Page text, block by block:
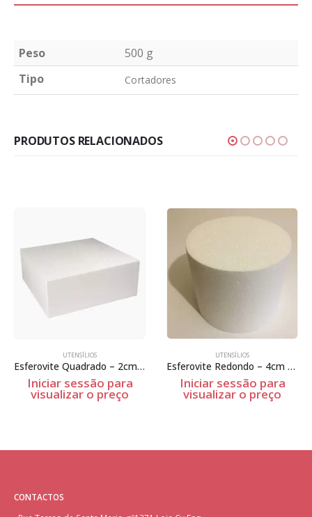
Peso
500 g
Tipo
Cortadores
PRODUTOS RELACIONADOS
UTENSÍLIOS
Esferovite Quadrado – 2cm Espessura
Iniciar sessão para
visualizar o preço
UTENSÍLIOS
Esferovite Redondo – 4cm Espessura
Iniciar sessão para
visualizar o preço
CONTACTOS